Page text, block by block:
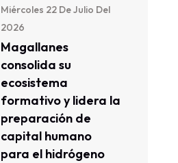
Miércoles 22 De Julio Del
2026
Magallanes
consolida su
ecosistema
formativo y lidera la
preparación de
capital humano
para el hidrógeno